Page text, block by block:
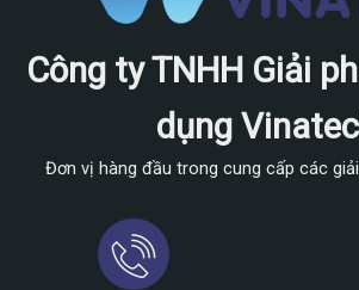
Công ty TNHH Giải
dụng
Đơn vị hàng đầu trong cung cấp các